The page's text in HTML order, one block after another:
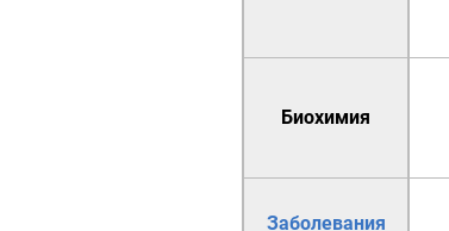
Биохимия
Заболевания